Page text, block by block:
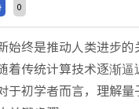
0
始终是推动人类进步
着传统计算技术逐渐
于初学者而言，理解